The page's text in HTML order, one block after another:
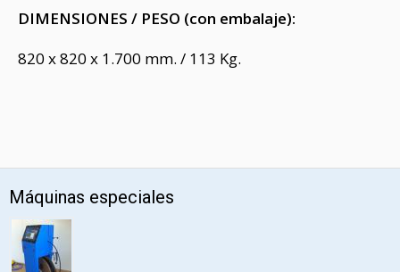
DIMENSIONES / PESO (con embalaje):
820 x 820 x 1.700 mm. / 113 Kg.
Máquinas especiales